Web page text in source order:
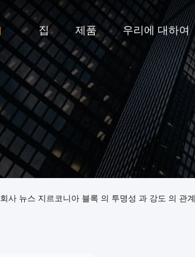
집 제품 우리에 대하여
회사 뉴스 지르코니아 블록 의 투명성 과 강도 의 관계